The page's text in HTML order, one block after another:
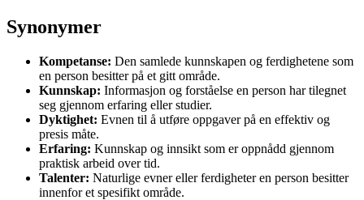
Synonymer
Kompetanse: Den samlede kunnskapen og ferdighetene som
en person besitter på et gitt område.
Kunnskap: Informasjon og forståelse en person har tilegnet
seg gjennom erfaring eller studier.
Dyktighet: Evnen til å utføre oppgaver på en effektiv og
presis måte.
Erfaring: Kunnskap og innsikt som er oppnådd gjennom
praktisk arbeid over tid.
Talenter: Naturlige evner eller ferdigheter en person besitter
innenfor et spesifikt område.